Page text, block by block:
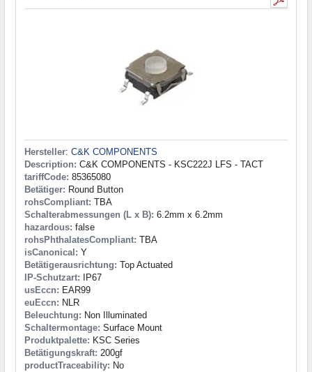
Hersteller: C&K COMPONENTS
Description: C&K COMPONENTS - KSC222J LFS - TACT
tariffCode: 85365080
Betätiger: Round Button
rohsCompliant: TBA
Schalterabmessungen (L x B): 6.2mm x 6.2mm
hazardous: false
rohsPhthalatesCompliant: TBA
isCanonical: Y
Betätigerausrichtung: Top Actuated
IP-Schutzart: IP67
usEccn: EAR99
euEccn: NLR
Beleuchtung: Non Illuminated
Schaltermontage: Surface Mount
Produktpalette: KSC Series
Betätigungskraft: 200gf
productTraceability: No